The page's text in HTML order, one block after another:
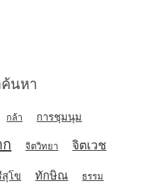
นหา
กล้า การชุมนุม
จิตวิทยา จิตเวช
โข ทักษิณ ธรรม